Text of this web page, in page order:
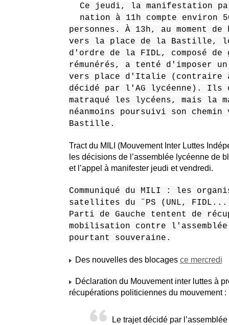
Ce jeudi, la manifestation
nation à 11h compte environ
personnes. À 13h, au moment
vers la place de la Bastille,
d'ordre de la FIDL, composé de
rémunérés, a tenté d'imposer
vers place d'Italie (contraire
décidé par l'AG lycéenne). Ils
matraqué les lycéens, mais la
néanmoins poursuivi son chemin
Bastille.
Tract du MILI (Mouvement Inter Luttes
les décisions de l’assemblée lycéenne de
et l’appel à manifester jeudi et vendredi.
Communiqué du MILI : les
satellites du ¨PS (UNL,
Parti de Gauche tentent de
mobilisation contre l'assemblée
pourtant souveraine.
Des nouvelles des blocages ce mercredi
Déclaration du Mouvement inter luttes à
récupérations politiciennes du mouvement :
Le trajet décidé par